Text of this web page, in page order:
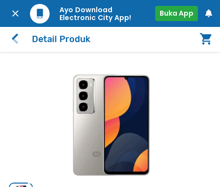
Ayo Download
Electronic City App!
Buka App
Detail Produk